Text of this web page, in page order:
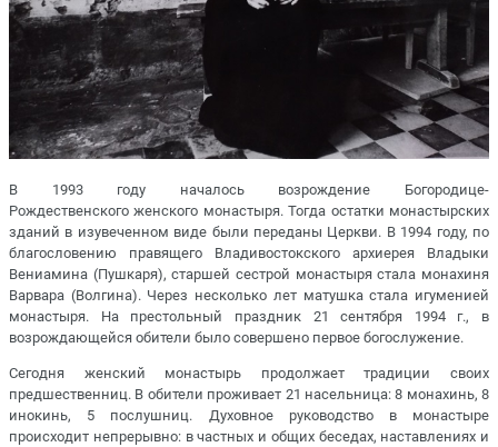
В 1993 году началось возрождение Богородице-
Рождественского женского монастыря. Тогда остатки монастырских
зданий в изувеченном виде были переданы Церкви. В 1994 году, по
благословению правящего Владивостокского архиерея Владыки
Вениамина (Пушкаря), старшей сестрой монастыря стала монахиня
Варвара (Волгина). Через несколько лет матушка стала игуменией
монастыря. На престольный праздник 21 сентября 1994 г., в
возрождающейся обители было совершено первое богослужение.
Сегодня женский монастырь продолжает традиции своих
предшественниц. В обители проживает 21 насельница: 8 монахинь, 8
инокинь, 5 послушниц. Духовное руководство в монастыре
происходит непрерывно: в частных и общих беседах, наставлениях и